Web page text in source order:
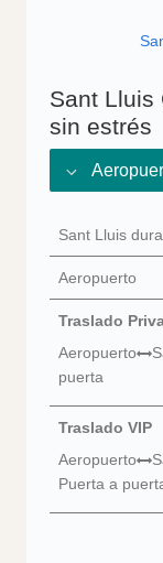
Sant Lluis
sin estrés
Sant Lluis
Aeropuerto
Traslado
Aeropuerto
puerta
Traslado VIP
Aeropuerto
Puerta a